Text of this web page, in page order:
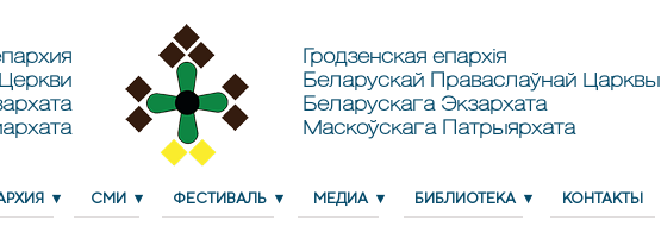
Гродзенская епархія
Беларускай Праваслаўнай Царквы
Беларускага Экзархата
Маскоўскага Патрыярхата
СМИ ФЕСТИВАЛЬ МЕДИА БИБЛИОТЕКА КОНТАКТЫ